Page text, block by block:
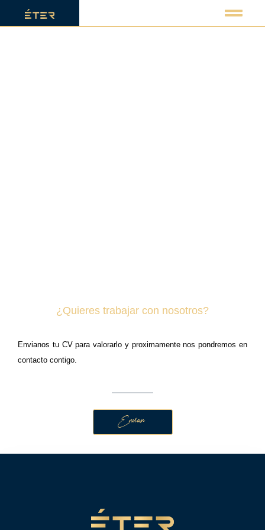
¿Quieres trabajar con nosotros?
Envianos tu CV para valorarlo y proximamente nos pondremos en
contacto contigo.
Enviar